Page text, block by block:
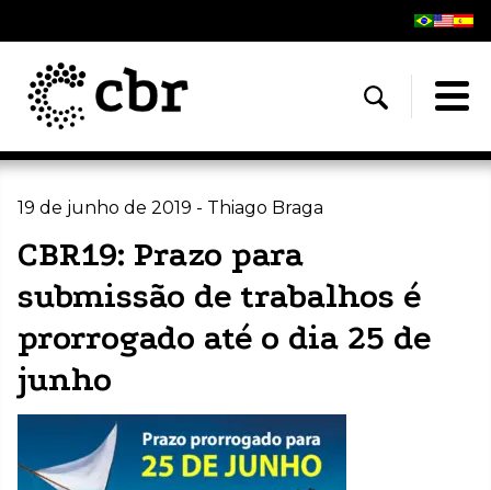
19 de junho de 2019 - Thiago Braga
CBR19: Prazo para
submissão de trabalhos é
prorrogado até o dia 25 de
junho